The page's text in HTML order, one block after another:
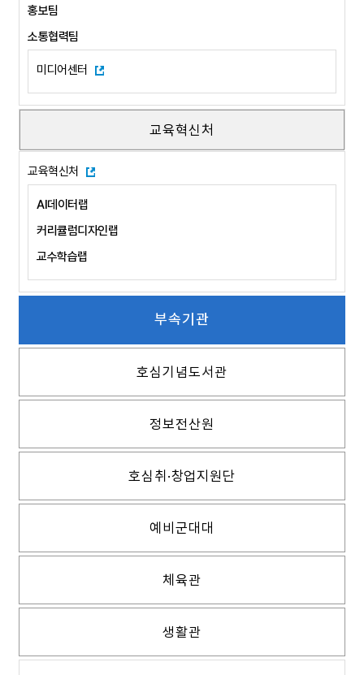
홍보팀
소통협력팀
미디어센터
교육혁신처
교육혁신처
AI데이터랩
커리큘럼디자인랩
교수학습랩
부속기관
호심기념도서관
정보전산원
호심취·창업지원단
예비군대대
체육관
생활관